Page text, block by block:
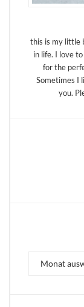
this is my little
in life. I love
for the
Sometimes I
you.